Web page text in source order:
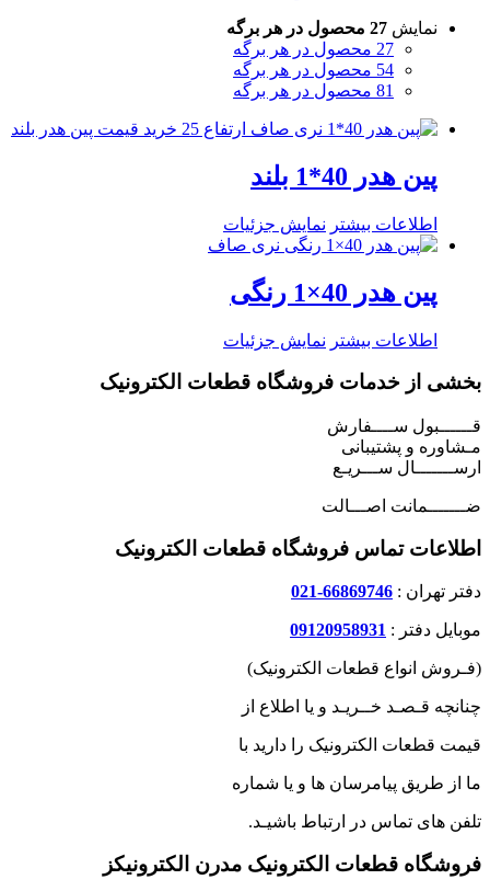
نمایش 27 محصول در هر برگه
27 محصول در هر برگه
54 محصول در هر برگه
81 محصول در هر برگه
پین هدر 40*1 بلند
اطلاعات بیشتر نمایش جزئیات
پین هدر 40×1 رنگی
اطلاعات بیشتر نمایش جزئیات
بخشی از خدمات فروشگاه قطعات الکترونیک
قــــــبول ســــفارش
مـشاوره و پشتیبانی
ارســـــــال ســـریـع
ضـــــــمانت اصـــالت
اطلاعات تماس فروشگاه قطعات الکترونیک
دفتر تهران : 66869746-021
موبایل دفتر : 09120958931
(فـروش انواع قطعات الکترونیک)
چنانچه قـصـد خــریـد و یا اطلاع از
قیمت قطعات الکترونیک را دارید با
ما از طریق پیامرسان ها و یا شماره
تلفن های تماس در ارتباط باشیـد.
فروشگاه قطعات الکترونیک مدرن الکترونیکز